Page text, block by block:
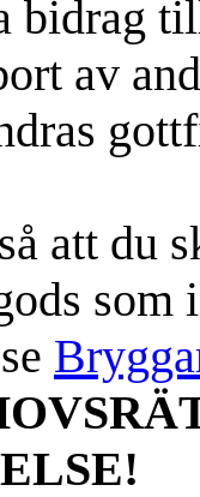
bidrag
av
att du
som